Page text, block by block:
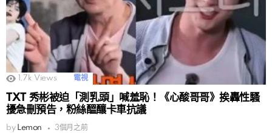
1.7k Views 電視
TXT 秀彬被迫「測乳頭」喊羞恥！《心酸哥哥》挨轟性騷
擾急刪預告，粉絲醞釀卡車抗議
by Lemon 3個月之前